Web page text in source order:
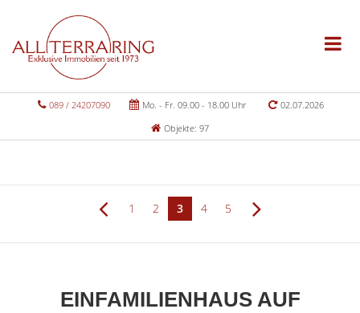
089 / 24207090 Mo. - Fr. 09.00 - 18.00 Uhr
02.07.2026
Objekte: 97
1 2 3 4 5
EINFAMILIENHAUS AUF